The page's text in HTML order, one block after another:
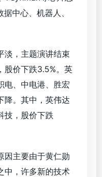
中心、机器人、
淡，主题演讲结束
股价下跌3.5%。英
电、中电港、胜宏
降。其中，英伟达
技，股价下跌
因主要由于黄仁勋
中，许多新的技术